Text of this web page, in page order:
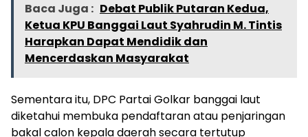
Baca Juga : Debat Publik Putaran Kedua,
Ketua KPU Banggai Laut Syahrudin M. Tintis
Harapkan Dapat Mendidik dan
Mencerdaskan Masyarakat
Sementara itu, DPC Partai Golkar banggai laut
diketahui membuka pendaftaran atau penjaringan
bakal calon kepala daerah secara tertutup